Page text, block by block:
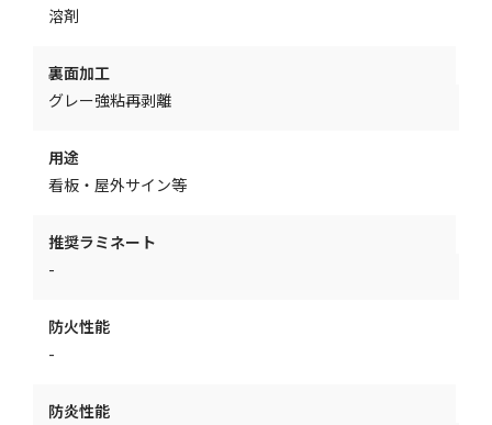
溶剤
裏面加工
グレー強粘再剥離
用途
看板・屋外サイン等
推奨ラミネート
-
防火性能
-
防炎性能